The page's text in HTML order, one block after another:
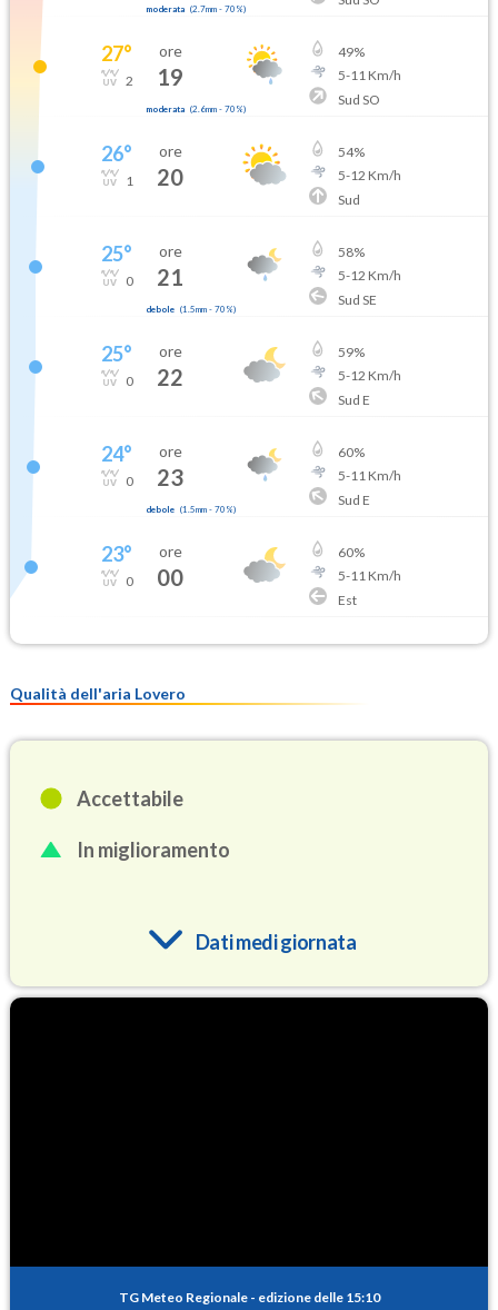
moderata (2.7mm- 70 %)
27°
2
ore
19
moderata (2.6mm- 70 %)
49%
5-11Km/h
Sud SO
26°
1
ore
20
54%
5-12 Km/h
Sud
25°
0
ore
21
debole (1.5mm- 70 %)
58%
5-12 Km/h
Sud SE
25°
0
ore
22
59%
5-12 Km/h
Sud E
24°
0
ore
23
debole (1.5mm- 70 %)
60%
5-11Km/h
Sud E
23°
0
ore
00
60%
5-11Km/h
Est
Qualità dell'aria Lovero
Accettabile
In miglioramento
Dati medi giornata
TG Meteo Regionale - edizione delle 15:10